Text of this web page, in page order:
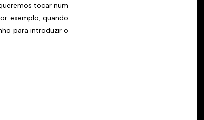
tocar num
exemplo, quando
para introduzir o